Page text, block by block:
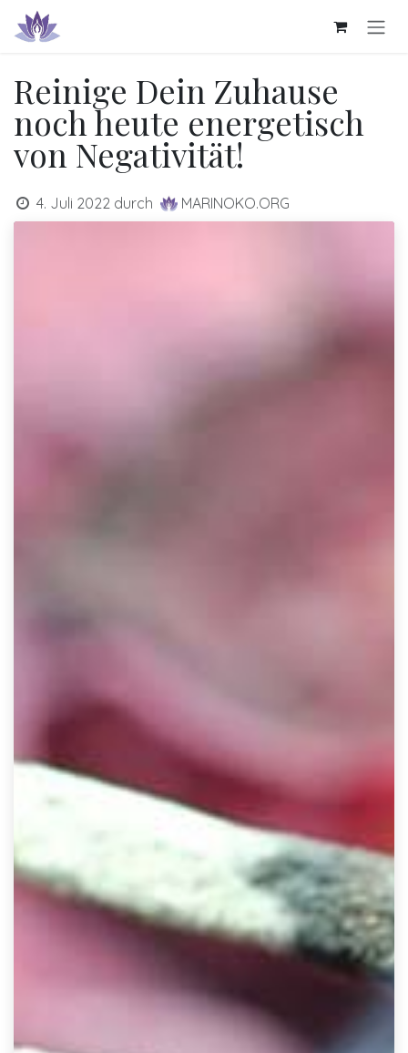
Zum Inhalt springen
Reinige Dein Zuhause
noch heute energetisch
von Negativität!
4. Juli 2022 durch MARINOKO.ORG